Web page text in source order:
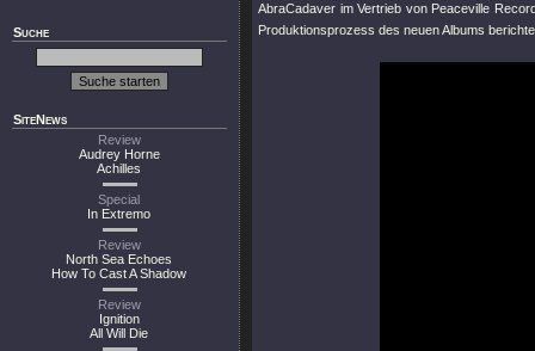
Suche
SiteNews
Review
Audrey Horne
Achilles
Special
In Extremo
Review
North Sea Echoes
How To Cast A Shadow
Review
Ignition
All Will Die
AbraCadaver im Vertrieb von Peaceville
Produktionsprozess des neuen Albums